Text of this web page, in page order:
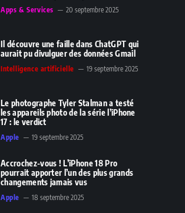
Apps & Services 20 septembre 2025
Il découvre une faille dans ChatGPT qui
aurait pu divulguer des données Gmail
Intelligence artificielle 19 septembre 2025
Le photographe Tyler Stalman a testé
les appareils photo de la série l’iPhone
17 : le verdict
Apple 19 septembre 2025
Accrochez-vous ! L’iPhone 18 Pro
pourrait apporter l’un des plus grands
changements jamais vus
Apple 18 septembre 2025